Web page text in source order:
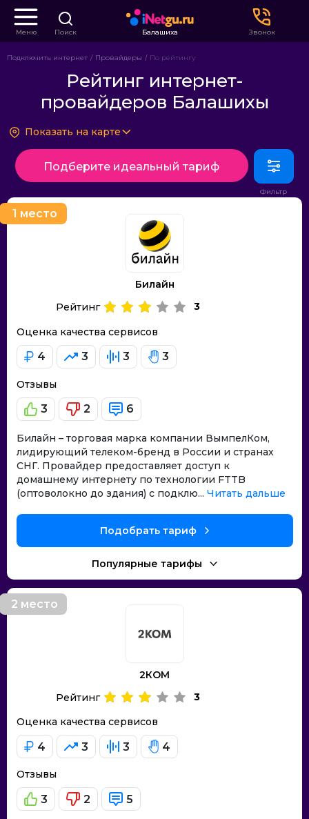
Меню Поиск Балашиха Звонок
Подключить интернет Провайдеры По рейтингу
Рейтинг интернет-
провайдеров Балашихы
Показать на карте
Подберите идеальный тариф
1 место
Билайн
Оценка качества сервисов
4 3 3 3
Отзывы
3 2 6
Рейтинг 3
Билайн – торговая марка компании ВымпелКом,
лидирующий телеком-бренд в России и странах
СНГ. Провайдер предоставляет доступ к
домашнему интернету по технологии FTTB
(оптоволокно до здания) с подклю... Читать дальше
Подобрать тариф
Популярные тарифы
2 место
2КОМ
Оценка качества сервисов
4 3 3 4
Отзывы
3 2 5
Рейтинг 3